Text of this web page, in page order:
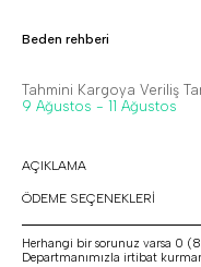
Beden rehberi
Tahmini Kargoya Veriliş
9 Ağustos - 11 Ağustos
AÇIKLAMA
ÖDEME SEÇENEKLERİ
Herhangi bir sorunuz varsa 0
Departmanımızla irtibat